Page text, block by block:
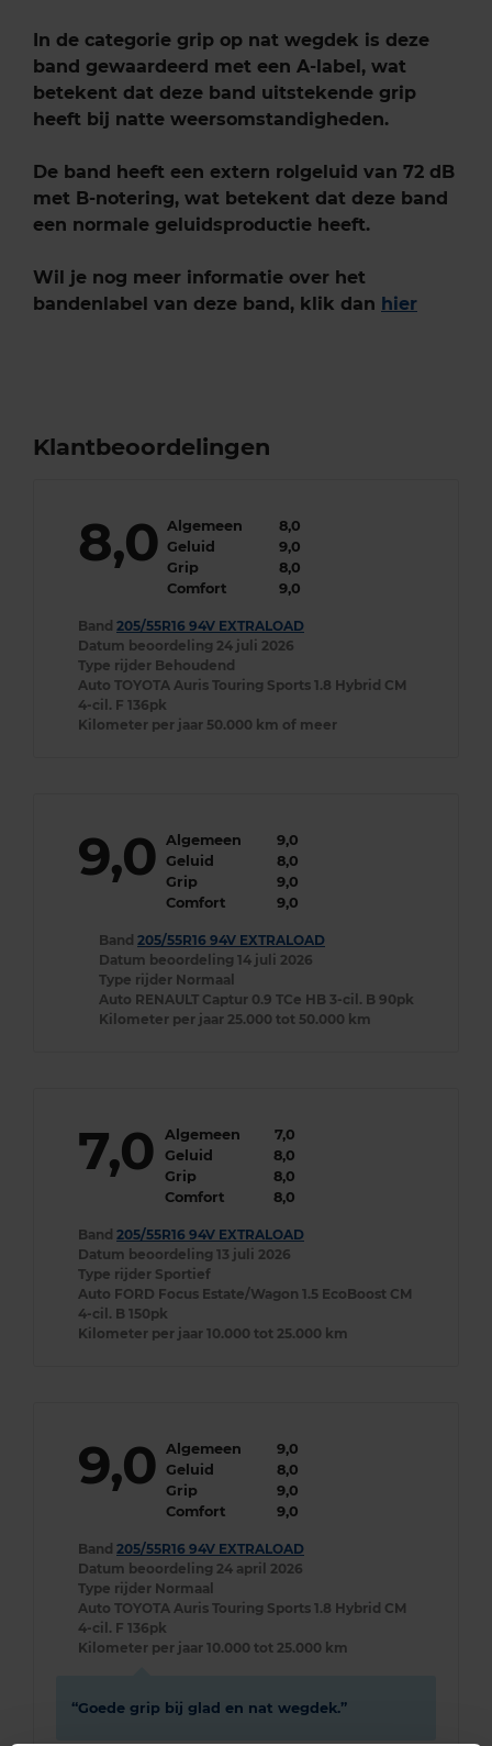
In de categorie grip op nat wegdek is deze
band gewaardeerd met een A-label, wat
betekent dat deze band uitstekende grip
heeft bij natte weersomstandigheden.
De band heeft een extern rolgeluid van 72 dB
met B-notering, wat betekent dat deze band
een normale geluidsproductie heeft.
Wil je nog meer informatie over het
bandenlabel van deze band, klik dan hier
Klantbeoordelingen
8,0 Algemeen
8,0
Geluid
9,0
Grip
8,0
Comfort
9,0
Band 205/55R16 94V EXTRALOAD
Datum beoordeling 24 juli 2026
Type rijder Behoudend
Auto TOYOTA Auris Touring Sports 1.8 Hybrid CM
4-cil. F 136pk
Kilometer per jaar 50.000 km of meer
9,0 Algemeen
9,0
Geluid
8,0
Grip
9,0
Comfort
9,0
Band 205/55R16 94V EXTRALOAD
Datum beoordeling 14 juli 2026
Type rijder Normaal
Auto RENAULT Captur 0.9 TCe HB 3-cil. B 90pk
Kilometer per jaar 25.000 tot 50.000 km
7,0 Algemeen
7,0
Geluid
8,0
Grip
8,0
Comfort
8,0
Band 205/55R16 94V EXTRALOAD
Datum beoordeling 13 juli 2026
Type rijder Sportief
Auto FORD Focus Estate/Wagon 1.5 EcoBoost CM
4-cil. B 150pk
Kilometer per jaar 10.000 tot 25.000 km
9,0 Algemeen
9,0
Geluid
8,0
Grip
9,0
Comfort
9,0
Band 205/55R16 94V EXTRALOAD
Datum beoordeling 24 april 2026
Type rijder Normaal
Auto TOYOTA Auris Touring Sports 1.8 Hybrid CM
4-cil. F 136pk
Kilometer per jaar 10.000 tot 25.000 km
Goede grip bij glad en nat wegdek.